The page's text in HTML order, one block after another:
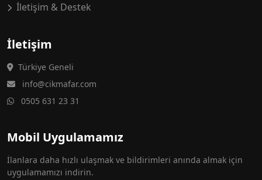
İletişim & Destek
İletişim
Türkiye Geneli
info@cikmafar.com
0505 631 23 31
Mobil Uygulamamız
İlanlara daha hızlı ulaşmak ve bildirimleri anında almak için
uygulamamızı indirin.